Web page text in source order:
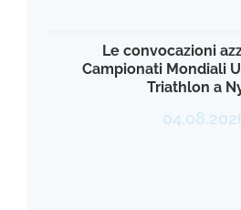
Le convocazioni
Campionati Mondiali
Triathlon a